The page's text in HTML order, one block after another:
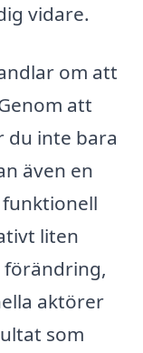
vidare.
om att
att
du inte bara
även en
funktionell
liten
aktörer
som